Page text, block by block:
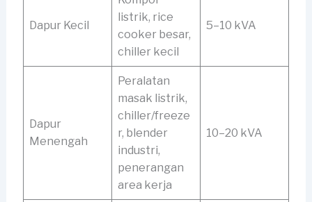
Dapur Kecil
listrik, rice
cooker besar,
chiller kecil
5–10 kVA
Dapur
Menengah
Peralatan
masak listrik,
chiller/freeze
r, blender
industri,
penerangan
area kerja
10–20 kVA